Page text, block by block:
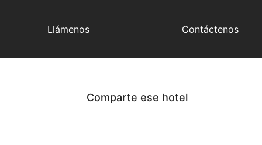
Llámenos Contáctenos
Comparte ese hotel